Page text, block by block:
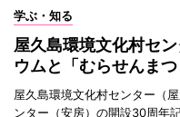
学ぶ・知る
屋久島環境文化村セ
ウムと「むらせんまつ
屋久島環境文化村センター（
ンター（安房）の開設30周年